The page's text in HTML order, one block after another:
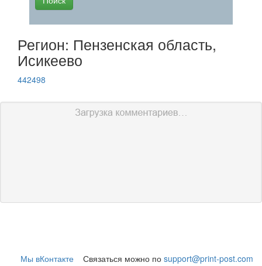
Регион: Пензенская область,
Исикеево
442498
Мы вКонтакте Связаться можно по support@print-post.com